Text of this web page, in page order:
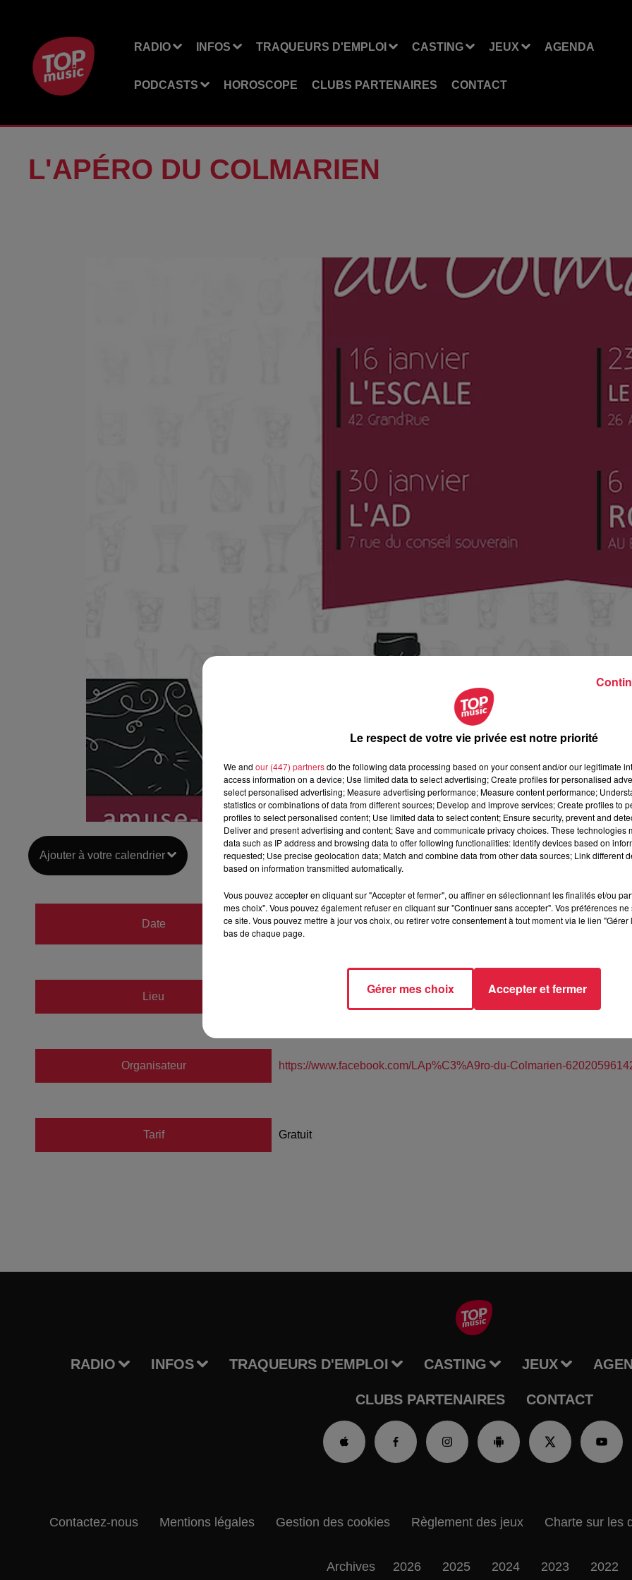
RADIO INFOS TRAQUEURS D'EMPLOI CASTING JEUX AGENDA
PODCASTS HOROSCOPE CLUBS PARTENAIRES CONTACT
L'APÉRO DU COLMARIEN
Ajouter à votre calendrier
Date
du6 février 2019 à 0h00
au6 février 2019 à 0h00
Lieu
Organisateur https://www.facebook.com/LAp%C3%A9ro-du-Colmarien-
Tarif Gratuit
RADIO INFOS TRAQUEURS D'EMPLOI CASTING JEUX
CLUBS PARTENAIRES CONTACT
Contactez-nous Mentions légales Gestion des cookies Règlement des jeux Charte sur les
Archives 2026 2025 2024 2023 2022
Le respect de votre vie privée est notre priorité
We and our (447) partnersdo the following data processing based on your consent and/or our legitimate
access information on a device; Use limited data to select advertising; Create profiles for personalised
select personalised advertising; Measure advertising performance; Measure content performance;
statistics or combinations of data from different sources; Develop and improve services; Create profiles to
profiles to select personalised content; Use limited data to select content; Ensure security, prevent and
Deliver and present advertising and content; Save and communicate privacy choices. These technologies
data such as IP address and browsing data to offer following functionalities: Identify devices based on
requested; Use precise geolocation data; Match and combine data from other data sources; Link different
based on information transmitted automatically.
Vous pouvez accepter en cliquant sur "Accepter et fermer", ou affiner en sélectionnant les finalités et/ou
mes choix". Vous pouvez également refuser en cliquant sur "Continuer sans accepter". Vos préférences
ce site. Vous pouvez mettre à jour vos choix, ou retirer votre consentement à tout moment via le lien
bas de chaque page.
Gérer mes choix Accepter et fermer